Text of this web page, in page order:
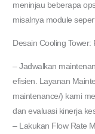
meninjau beberapa
misalnya module
Desain Cooling
– Jadwalkan
efisien. Layanan
maintenance/) kami
dan evaluasi kinerja
– Lakukan Flow Rate